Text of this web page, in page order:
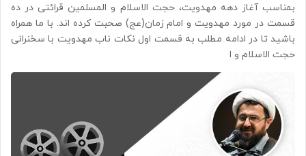
بمناسب آغاز دهه مهدویت، حجت الاسلام و المسلمین قرائتی در ده
قسمت در مورد مهدویت و امام زمان(عج) صحبت کرده اند. با ما همراه
باشید تا در ادامه مطلب به قسمت اول نکات ناب مهدویت با سخنرانی
حجت الاسلام و ا